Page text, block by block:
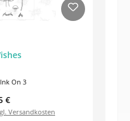
Ink On 3
Preis:
€
Versandkosten